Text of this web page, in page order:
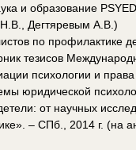
и образование
Н.В., Дегтяревым А.В.)
по профилактике
тезисов
психологии и
юридической
от научных
– СПб., 2014 г. (на